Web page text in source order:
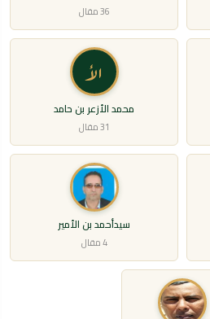
36 مقال
الأ
محمد الأزعر بن حامد
31 مقال
سيدأحمد بن الأمير
4 مقال